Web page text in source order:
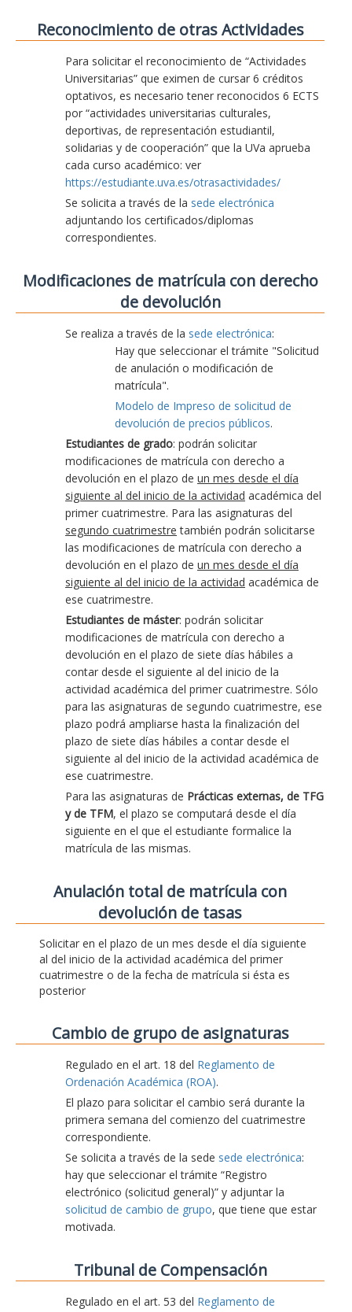
Reconocimiento de otras Actividades
Para solicitar el reconocimiento de “Actividades
Universitarias” que eximen de cursar 6 créditos
optativos, es necesario tener reconocidos 6 ECTS
por “actividades universitarias culturales,
deportivas, de representación estudiantil,
solidarias y de cooperación” que la UVa aprueba
cada curso académico: ver
https://estudiante.uva.es/otrasactividades/
Se solicita a través de la sede electrónica
adjuntando los certificados/diplomas
correspondientes.
Modificaciones de matrícula con derecho
de devolución
Se realiza a través de la sede electrónica:
Hay que seleccionar el trámite "Solicitud
de anulación o modificación de
matrícula".
Modelo de Impreso de solicitud de
devolución de precios públicos.
Estudiantes de grado: podrán solicitar
modificaciones de matrícula con derecho a
devolución en el plazo de un mes desde el día
siguiente al del inicio de la actividad académica del
primer cuatrimestre. Para las asignaturas del
segundo cuatrimestre también podrán solicitarse
las modificaciones de matrícula con derecho a
devolución en el plazo de un mes desde el día
siguiente al del inicio de la actividad académica de
ese cuatrimestre.
Estudiantes de máster: podrán solicitar
modificaciones de matrícula con derecho a
devolución en el plazo de siete días hábiles a
contar desde el siguiente al del inicio de la
actividad académica del primer cuatrimestre. Sólo
para las asignaturas de segundo cuatrimestre, ese
plazo podrá ampliarse hasta la finalización del
plazo de siete días hábiles a contar desde el
siguiente al del inicio de la actividad académica de
ese cuatrimestre.
Para las asignaturas de Prácticas externas, de TFG
y de TFM, el plazo se computará desde el día
siguiente en el que el estudiante formalice la
matrícula de las mismas.
Anulación total de matrícula con
devolución de tasas
Solicitar en el plazo de un mes desde el día siguiente
al del inicio de la actividad académica del primer
cuatrimestre o de la fecha de matrícula si ésta es
posterior
Cambio de grupo de asignaturas
Regulado en el art. 18 del Reglamento de
Ordenación Académica (ROA).
El plazo para solicitar el cambio será durante la
primera semana del comienzo del cuatrimestre
correspondiente.
Se solicita a través de la sede sede electrónica:
hay que seleccionar el trámite “Registro
electrónico (solicitud general)” y adjuntar la
solicitud de cambio de grupo, que tiene que estar
motivada.
Tribunal de Compensación
Regulado en el art. 53 del Reglamento de